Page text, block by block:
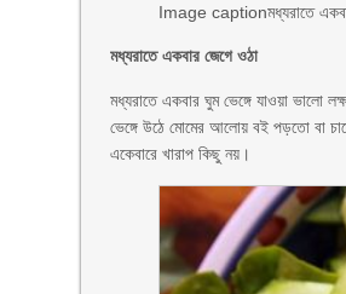
Image captionমধ্যরাতে
মধ্যরাতে একবার জেগে ওঠা
মধ্যরাতে একবার ঘুম ভেঙ্গে যাওয়া ভালো
ভেঙ্গে উঠে মোমের আলোয় বই পড়তো বা
একেবারে খারাপ কিছু নয়।